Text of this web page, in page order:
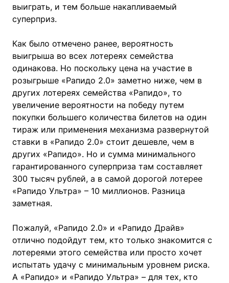
выиграть, и тем больше накапливаемый
суперприз.
Как было отмечено ранее, вероятность
выигрыша во всех лотереях семейства
одинакова. Но поскольку цена на участие в
розыгрыше «Рапидо 2.0» заметно ниже, чем в
других лотереях семейства «Рапидо», то
увеличение вероятности на победу путем
покупки большего количества билетов на один
тираж или применения механизма развернутой
ставки в «Рапидо 2.0» стоит дешевле, чем в
других «Рапидо». Но и сумма минимального
гарантированного суперприза там составляет
300 тысяч рублей, а в самой дорогой лотерее
«Рапидо Ультра» – 10 миллионов. Разница
заметная.
Пожалуй, «Рапидо 2.0» и «Рапидо Драйв»
отлично подойдут тем, кто только знакомится с
лотереями этого семейства или просто хочет
испытать удачу с минимальным уровнем риска.
А «Рапидо» и «Рапидо Ультра» – для тех, кто